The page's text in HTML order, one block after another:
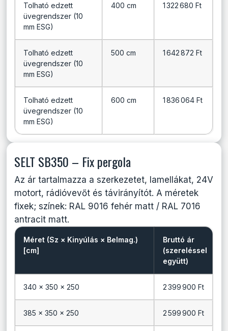
Tolható edzett
üvegrendszer (10
mm ESG)
400 cm 1 322 680 Ft
Tolható edzett
üvegrendszer (10
mm ESG)
500 cm 1 642 872 Ft
Tolható edzett
üvegrendszer (10
mm ESG)
600 cm 1 836 064 Ft
SELT SB350 – Fix pergola
Az ár tartalmazza a szerkezetet, lamellákat, 24V
motort, rádióvevőt és távirányítót. A méretek
fixek; színek: RAL 9016 fehér matt / RAL 7016
antracit matt.
Méret (Sz × Kinyúlás × Belmag.)
[cm]
Bruttó ár
(szereléssel
együtt)
340 × 350 × 250 2 399 900 Ft
385 × 350 × 250 2 599 900 Ft